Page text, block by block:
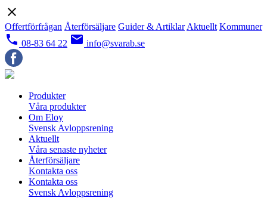
close
Offertförfrågan Återförsäljare Guider & Artiklar Aktuellt Kommuner
local_phone 08-83 64 22 email info@svarab.se
Produkter
Våra produkter
Om Eloy
Svensk Avloppsrening
Aktuellt
Våra senaste nyheter
Återförsäljare
Kontakta oss
Kontakta oss
Svensk Avloppsrening